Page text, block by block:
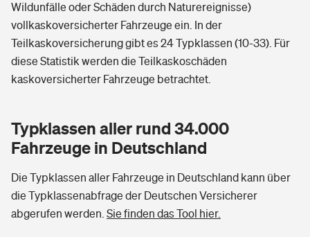
Wildunfälle oder Schäden durch Naturereignisse)
vollkaskoversicherter Fahrzeuge ein. In der
Teilkaskoversicherung gibt es 24 Typklassen (10-33). Für
diese Statistik werden die Teilkaskoschäden
kaskoversicherter Fahrzeuge betrachtet.
Typklassen aller rund 34.000
Fahrzeuge in Deutschland
Die Typklassen aller Fahrzeuge in Deutschland kann über
die Typklassenabfrage der Deutschen Versicherer
abgerufen werden. Sie finden das Tool hier.